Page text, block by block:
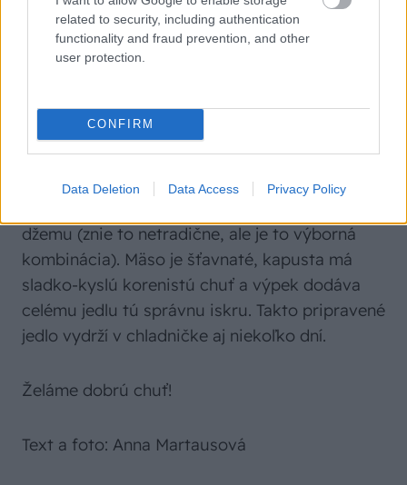
related to security, including authentication
functionality and fraud prevention, and other
user protection.
CONFIRM
Data Deletion Data Access Privacy Policy
5. Mäso nakrájame na plátky, naservírujeme s
kapustou a knedľou (prípadne zemiakmi), mäso
aj knedľu polejeme výpekom podľa chuti a celé
džemu (znie to netradične, ale je to výborná
kombinácia). Mäso je šťavnaté, kapusta má
sladko-kyslú korenistú chuť a výpek dodáva
celému jedlu tú správnu iskru. Takto pripravené
jedlo vydrží v chladničke aj niekoľko dní.
Želáme dobrú chuť!
Text a foto: Anna Martausová